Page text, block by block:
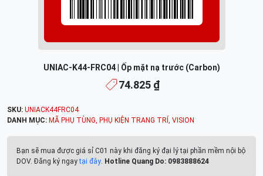
UNIAC-K44-FRC04 | Ốp mặt nạ trước (Carbon)
74.825 ₫
SKU: UNIACK44FRC04
DANH MỤC: MÃ PHỤ TÙNG, PHỤ KIỆN TRANG TRÍ , VISION
Bạn sẽ mua được giá sỉ C01 này khi đăng ký đại lý tại phần mềm nội bộ
DOV. Đăng ký ngaytại đây. Hotline Quang Do: 0983888624